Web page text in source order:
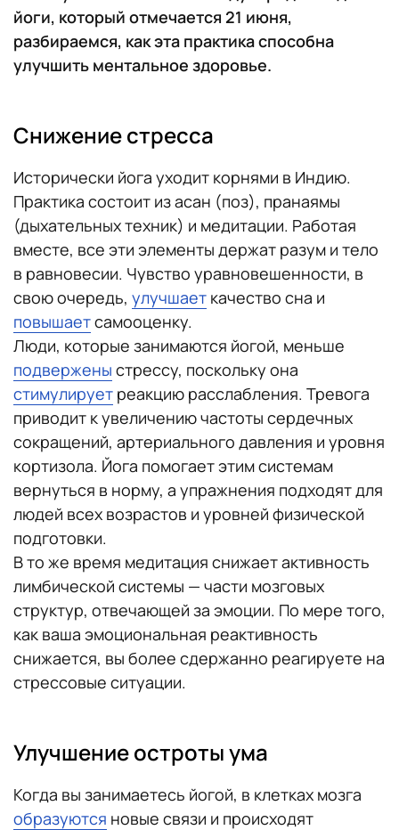
йоги, который отмечается 21 июня,
разбираемся, как эта практика способна
улучшить ментальное здоровье.
Снижение стресса
Исторически йога уходит корнями в Индию.
Практика состоит из асан (поз), пранаямы
(дыхательных техник) и медитации. Работая
вместе, все эти элементы держат разум и тело
в равновесии. Чувство уравновешенности, в
свою очередь, улучшает качество сна и
повышаетсамооценку.
Люди, которые занимаются йогой, меньше
подвержены стрессу, поскольку она
стимулирует реакцию расслабления. Тревога
приводит к увеличению частоты сердечных
сокращений, артериального давления и уровня
кортизола. Йога помогает этим системам
вернуться в норму, а упражнения подходят для
людей всех возрастов и уровней физической
подготовки.
В то же время медитация снижает активность
лимбической системы — части мозговых
структур, отвечающей за эмоции. По мере того,
как ваша эмоциональная реактивность
снижается, вы более сдержанно реагируете на
стрессовые ситуации.
Улучшение остроты ума
Когда вы занимаетесь йогой, в клетках мозга
образуются новые связи и происходят